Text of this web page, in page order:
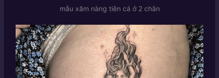
mẫu xăm nàng tiên cá ở 2 chân